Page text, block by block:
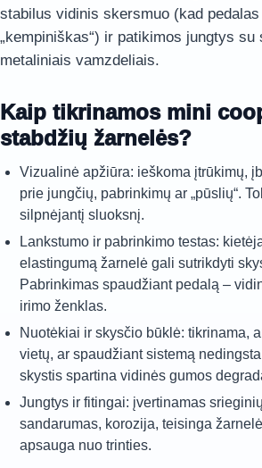
stabilus vidinis skersmuo (kad pedalas
„kempiniškas“) ir patikimos jungtys su
metaliniais vamzdeliais.
Kaip tikrinamos mini
stabdžių žarnelės?
Vizualinė apžiūra: ieškoma įtrūkimų,
prie jungčių, pabrinkimų ar „pūslių“.
silpnėjantį sluoksnį.
Lankstumo ir pabrinkimo testas:
elastingumą žarnelė gali sutrikdyti
Pabrinkimas spaudžiant pedalą –
irimo ženklas.
Nuotėkiai ir skysčio būklė: tikrinama,
vietų, ar spaudžiant sistemą
skystis spartina vidinės gumos
Jungtys ir fitingai: įvertinamas
sandarumas, korozija, teisinga
apsauga nuo trinties.